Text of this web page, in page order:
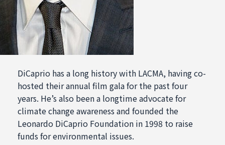
DiCaprio has a long history with LACMA, having co-
hosted their annual film gala for the past four
years. He’s also been a longtime advocate for
climate change awareness and founded the
Leonardo DiCaprio Foundation in 1998 to raise
funds for environmental issues.